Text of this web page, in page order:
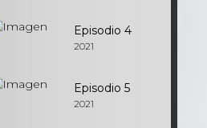
Episodio 4
2021
Episodio 5
2021